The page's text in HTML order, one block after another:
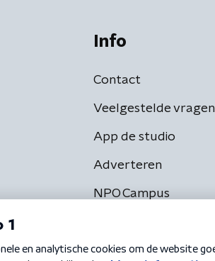
Info
Contact
Veelgestelde vragen
App de studio
Adverteren
NPO Campus